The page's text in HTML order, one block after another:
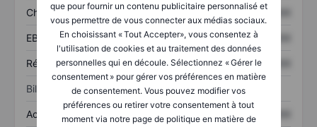
que pour fournir un contenu publicitaire personnalisé et
vous permettre de vous connecter aux médias sociaux.
En choisissant « Tout Accepter», vous consentez à
l'utilisation de cookies et au traitement des données
personnelles qui en découle. Sélectionnez « Gérer le
consentement » pour gérer vos préférences en matière
de consentement. Vous pouvez modifier vos
préférences ou retirer votre consentement à tout
moment via notre page de politique en matière de
Chiffre d’affaires XXXXXXX XXXXXXX
EBITDA XXXXXXX XXXXXXX
Résultat net XXXXXXX XXXXXXX
Bilan
Actifs totaux XXXXXXX XXXXXXX